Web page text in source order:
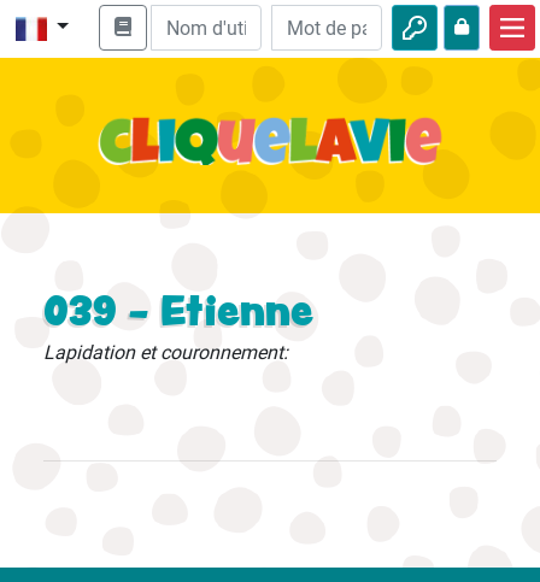
Enseignement biblique
039 - Etienne
Lapidation et couronnement: